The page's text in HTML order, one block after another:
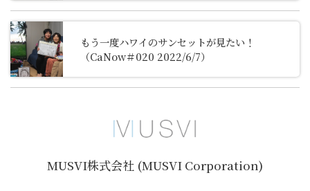
発～ 創造！シン・サウンド」レポート
もう一度ハワイのサンセットが見たい！
（CaNow＃020 2022/6/7）
MUSVI株式会社 (MUSVI Corporation)